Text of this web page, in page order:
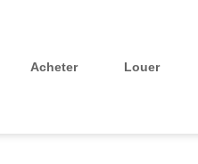
Acheter Louer